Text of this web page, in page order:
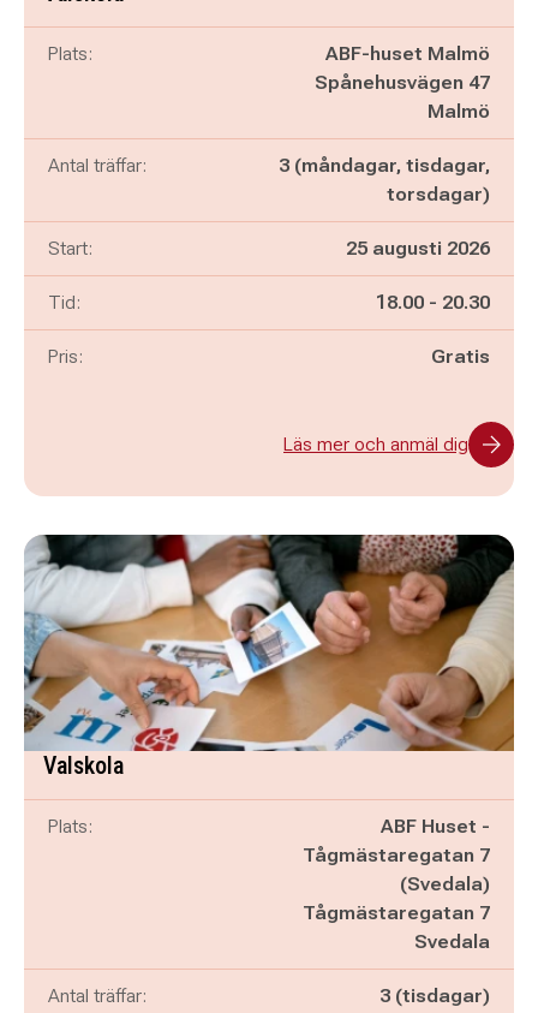
Plats:
ABF-huset Malmö
Spånehusvägen 47
Malmö
Antal träffar:
3 (måndagar, tisdagar,
torsdagar)
Start: 25 augusti 2026
Tid: Pågår mellan
18.00 - och
20.30
Pris: Gratis
Läs mer och anmäl dig
Valskola
Plats:
ABF Huset -
Tågmästaregatan 7
(Svedala)
Tågmästaregatan 7
Svedala
Antal träffar: 3 (tisdagar)